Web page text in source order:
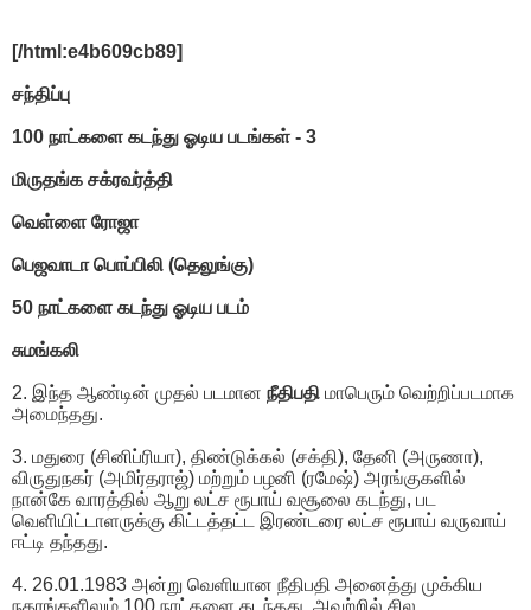
[/html:e4b609cb89]
சந்திப்பு
100 நாட்களை கடந்து ஓடிய படங்கள் - 3
மிருதங்க சக்ரவர்த்தி
வெள்ளை ரோஜா
பெஜவாடா பொப்பிலி (தெலுங்கு)
50 நாட்களை கடந்து ஓடிய படம்
சுமங்கலி
2. இந்த ஆண்டின் முதல் படமான நீதிபதி மாபெரும் வெற்றிப்படமாக
அமைந்தது.
3. மதுரை (சினிப்ரியா), திண்டுக்கல் (சக்தி), தேனி (அருணா),
விருதுநகர் (அமிர்தராஜ்) மற்றும் பழனி (ரமேஷ்) அரங்குகளில்
நான்கே வாரத்தில் ஆறு லட்ச ரூபாய் வசூலை கடந்து, பட
வெளியிட்டாளருக்கு கிட்டத்தட்ட இரண்டரை லட்ச ரூபாய் வருவாய்
ஈட்டி தந்தது.
4. 26.01.1983 அன்று வெளியான நீதிபதி அனைத்து முக்கிய